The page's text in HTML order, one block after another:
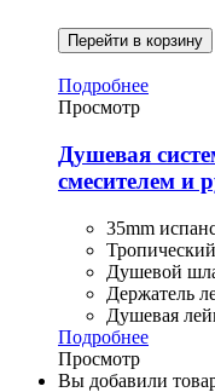
Перейти в корзину
Подробнее
Просмотр
Душевая
смесителем и
35mm
Душевой
Держатель
Душевая
Подробнее
Просмотр
Вы добавили